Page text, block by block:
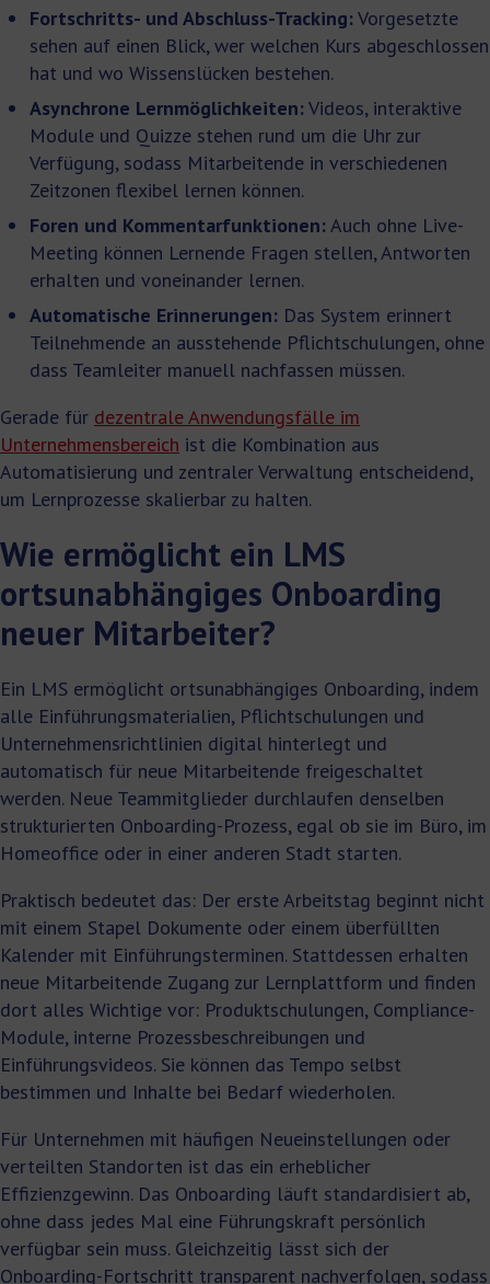
Fortschritts- und Abschluss-Tracking:Vorgesetzte
sehen auf einen Blick, wer welchen Kurs abgeschlossen
hat und wo Wissenslücken bestehen.
Asynchrone Lernmöglichkeiten:Videos, interaktive
Module und Quizze stehen rund um die Uhr zur
Verfügung, sodass Mitarbeitende in verschiedenen
Zeitzonen flexibel lernen können.
Foren und Kommentarfunktionen:Auch ohne Live-
Meeting können Lernende Fragen stellen, Antworten
erhalten und voneinander lernen.
Automatische Erinnerungen: Das System erinnert
Teilnehmende an ausstehende Pflichtschulungen, ohne
dass Teamleiter manuell nachfassen müssen.
Gerade für dezentrale Anwendungsfälle im
Unternehmensbereich ist die Kombination aus
Automatisierung und zentraler Verwaltung entscheidend,
um Lernprozesse skalierbar zu halten.
Wie ermöglicht ein LMS
ortsunabhängiges Onboarding
neuer Mitarbeiter?
Ein LMS ermöglicht ortsunabhängiges Onboarding, indem
alle Einführungsmaterialien, Pflichtschulungen und
Unternehmensrichtlinien digital hinterlegt und
automatisch für neue Mitarbeitende freigeschaltet
werden. Neue Teammitglieder durchlaufen denselben
strukturierten Onboarding-Prozess, egal ob sie im Büro, im
Homeoffice oder in einer anderen Stadt starten.
Praktisch bedeutet das: Der erste Arbeitstag beginnt nicht
mit einem Stapel Dokumente oder einem überfüllten
Kalender mit Einführungsterminen. Stattdessen erhalten
neue Mitarbeitende Zugang zur Lernplattform und finden
dort alles Wichtige vor: Produktschulungen, Compliance-
Module, interne Prozessbeschreibungen und
Einführungsvideos. Sie können das Tempo selbst
bestimmen und Inhalte bei Bedarf wiederholen.
Für Unternehmen mit häufigen Neueinstellungen oder
verteilten Standorten ist das ein erheblicher
Effizienzgewinn. Das Onboarding läuft standardisiert ab,
ohne dass jedes Mal eine Führungskraft persönlich
verfügbar sein muss. Gleichzeitig lässt sich der
Onboarding-Fortschritt transparent nachverfolgen, sodass